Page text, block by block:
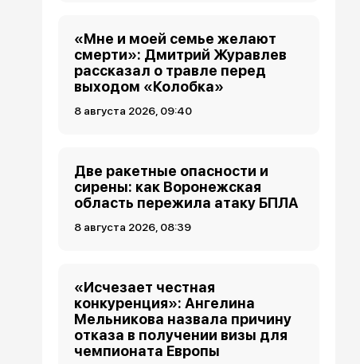
«Мне и моей семье желают
смерти»: Дмитрий Журавлев
рассказал о травле перед
выходом «Колобка»
8 августа 2026, 09:40
Две ракетные опасности и
сирены: как Воронежская
область пережила атаку БПЛА
8 августа 2026, 08:39
«Исчезает честная
конкуренция»: Ангелина
Мельникова назвала причину
отказа в получении визы для
чемпионата Европы